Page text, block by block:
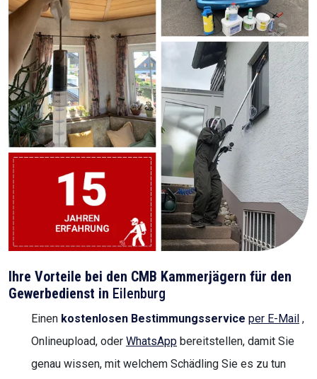
Ihre Vorteile bei den CMB Kammerjägern für den
Gewerbedienst in Eilenburg
Einen kostenlosen Bestimmungsservice per E-Mail ,
Onlineupload, oder WhatsApp bereitstellen, damit Sie
genau wissen, mit welchem Schädling Sie es zu tun